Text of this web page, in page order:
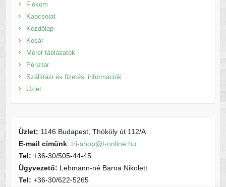
Fiókom
Kapcsolat
Kezdőlap
Kosár
Méret táblázatok
Pénztár
Szállítási és fizetési információk
Üzlet
Üzlet: 1146 Budapest, Thököly út 112/A
E-mail címünk: tri-shop@t-online.hu
Tel: +36-30/505-44-45
Ügyvezető: Lehmann-né Barna Nikolett
Tel: +36-30/622-5265